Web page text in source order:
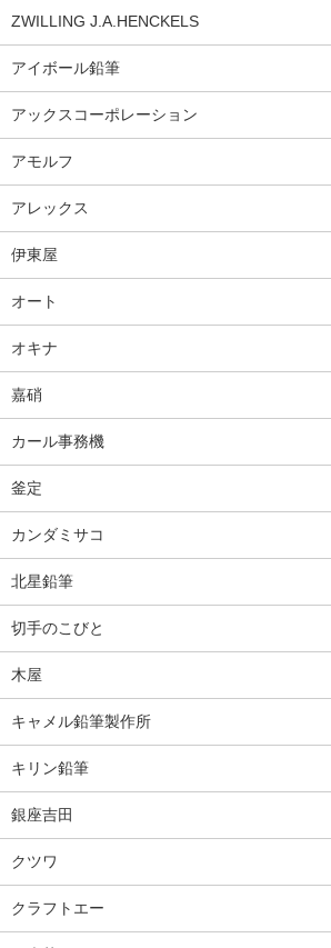
ZWILLING J.A.HENCKELS
アイボール鉛筆
アックスコーポレーション
アモルフ
アレックス
伊東屋
オート
オキナ
嘉硝
カール事務機
釜定
カンダミサコ
北星鉛筆
切手のこびと
木屋
キャメル鉛筆製作所
キリン鉛筆
銀座吉田
クツワ
クラフトエー